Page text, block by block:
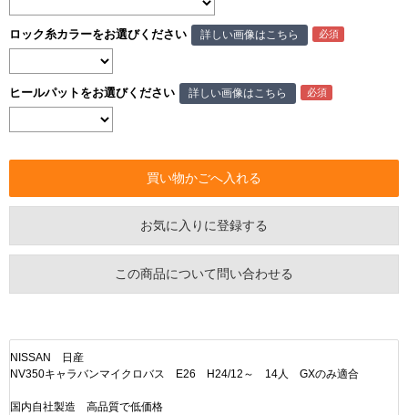
ロック糸カラーをお選びください 詳しい画像はこちら
ヒールパットをお選びください 詳しい画像はこちら
お気に入りに登録する
この商品について問い合わせる
NISSAN 日産
NV350キャラバンマイクロバス E26 H24/12～ 14人 GXのみ適合
国内自社製造 高品質で低価格